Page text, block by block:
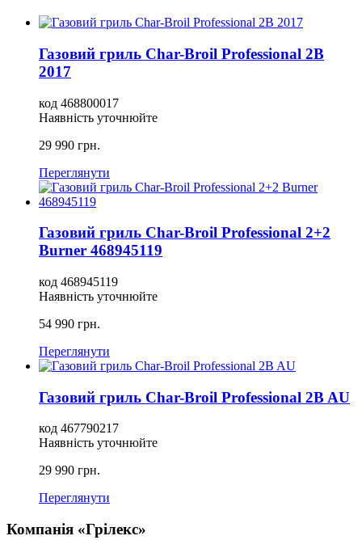
Газовий гриль Char-Broil Professional 2B
2017
код 468800017
Наявність уточнюйте
29 990 грн.
Переглянути
Газовий гриль Char-Broil Professional 2+2
Burner 468945119
код 468945119
Наявність уточнюйте
54 990 грн.
Переглянути
Газовий гриль Char-Broil Professional 2B AU
код 467790217
Наявність уточнюйте
29 990 грн.
Переглянути
Компанія «Грілекс»